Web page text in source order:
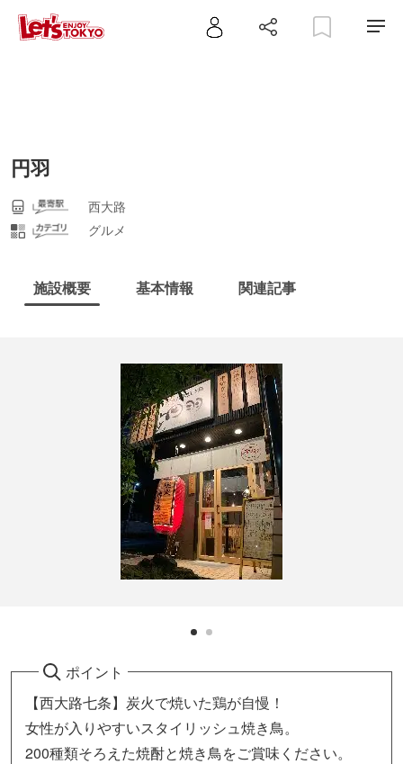
円羽
西大路
グルメ
施設概要 基本情報 関連記事
ポイント
【西大路七条】炭火で焼いた鶏が自慢！
女性が入りやすいスタイリッシュ焼き鳥。
200種類そろえた焼酎と焼き鳥をご賞味ください。